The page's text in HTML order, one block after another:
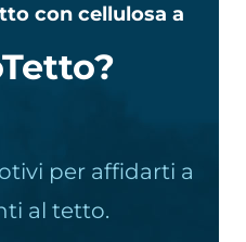
con cellulosa a
per affidarti a
al tetto.